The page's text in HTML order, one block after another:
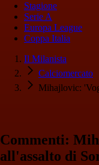
Stagione
Serie A
Europa League
Coppa Italia
Il Milanista
Calciomercato
Mihajlovic:
Commenti:
all'assalto di